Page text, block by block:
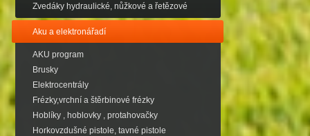
Zvedáky hydraulické, nůžkové a řetězové
Aku a elektronářadí
AKU program
Brusky
Elektrocentrály
Frézky,vrchní a štěrbinové frézky
Hoblíky , hoblovky , protahovačky
Horkovzdušné pistole, tavné pistole